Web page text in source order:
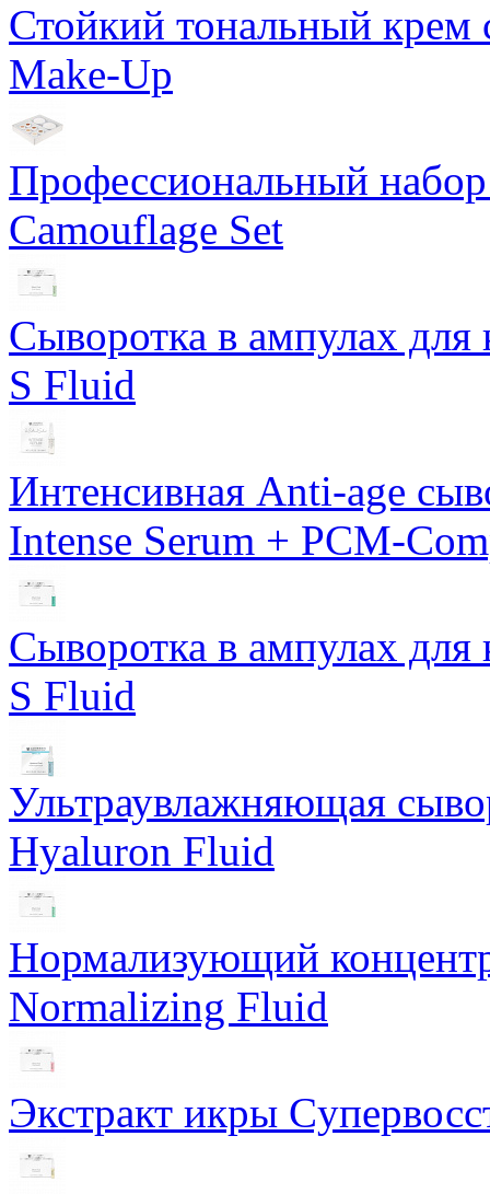
Стойкий тональный
Make-Up
Профессиональный
Camouflage Set
Сыворотка в ампулах для
S Fluid
Интенсивная Anti-age
Intense Serum + PCM-
Сыворотка в ампулах для
S Fluid
Ультраувлажняющая
Hyaluron Fluid
Нормализующий
Normalizing Fluid
Экстракт икры